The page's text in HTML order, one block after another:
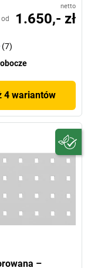
netto
od 1.650,- zł
(7)
4 wariantów
–